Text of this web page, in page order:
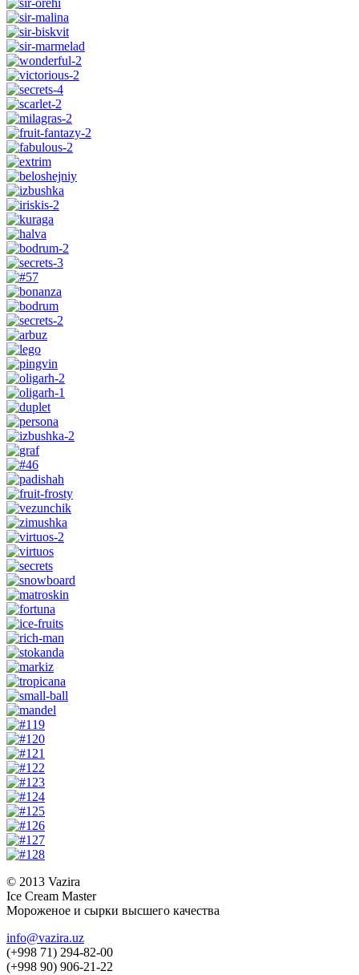
© 2013 Vazira
Ice Cream Master
Мороженое и сырки высшего качества
info@vazira.uz
(+998 71) 294-82-00
(+998 90) 906-21-22